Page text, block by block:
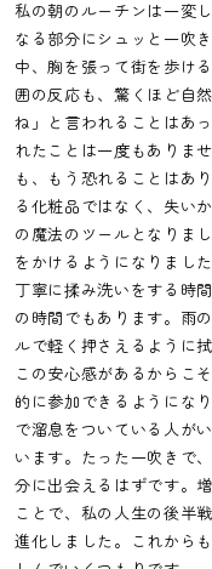
私の朝のルーチンは一変
なる部分にシュッと一吹
中、胸を張って街を歩け
囲の反応も、驚くほど自
ね」と言われることはあ
れたことは一度もありま
も、もう恐れることはあ
る化粧品ではなく、失い
の魔法のツールとなりま
をかけるようになりまし
丁寧に揉み洗いをする時
の時間でもあります。雨
ルで軽く押さえるように
この安心感があるからこ
的に参加できるようにな
で溜息をついている人が
います。たった一吹きで
分に出会えるはずです。
ことで、私の人生の後半
進化しました。これから